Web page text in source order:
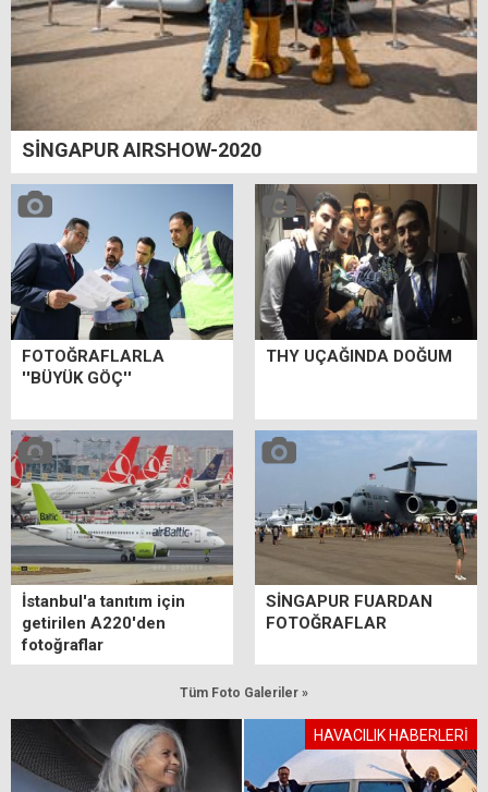
SİNGAPUR AIRSHOW-2020
FOTOĞRAFLARLA
''BÜYÜK GÖÇ''
THY UÇAĞINDA DOĞUM
İstanbul'a tanıtım için
getirilen A220'den
fotoğraflar
SİNGAPUR FUARDAN
FOTOĞRAFLAR
Tüm Foto Galeriler »
HAVACILIK HABERLERİ